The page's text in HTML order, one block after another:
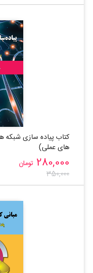
کتاب پیاده سازی شبکه
های عملی)
280,000 تومان
350,000